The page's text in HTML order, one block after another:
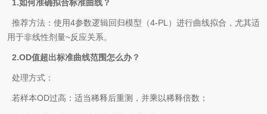
1.‌如何准确拟合标准曲线？‌
推荐方法‌：使用‌4参数逻辑回归模型（4-PL）‌进行曲线拟合，尤其适
用于非线性剂量~反应关系。
2.‌OD值超出标准曲线范围怎么办？‌
处理方式‌：
若样本OD过高：适当稀释后重测，并乘以稀释倍数；